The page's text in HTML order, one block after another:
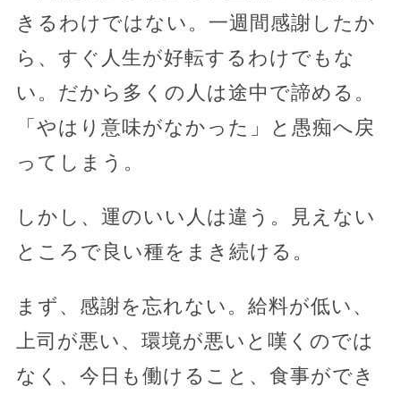
きるわけではない。一週間感謝したか
ら、すぐ人生が好転するわけでもな
い。だから多くの人は途中で諦める。
「やはり意味がなかった」と愚痴へ戻
ってしまう。
しかし、運のいい人は違う。見えない
ところで良い種をまき続ける。
まず、感謝を忘れない。給料が低い、
上司が悪い、環境が悪いと嘆くのでは
なく、今日も働けること、食事ができ